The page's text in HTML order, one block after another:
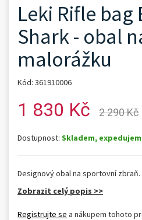
Leki Rifle bag
Shark - obal
malorážku
Kód: 361910006
1 830 Kč 2 290 Kč
Dostupnost: Skladem,
Designový obal na sportovní zbraň.
Zobrazit celý popis >>
Registrujte se a nákupem tohoto